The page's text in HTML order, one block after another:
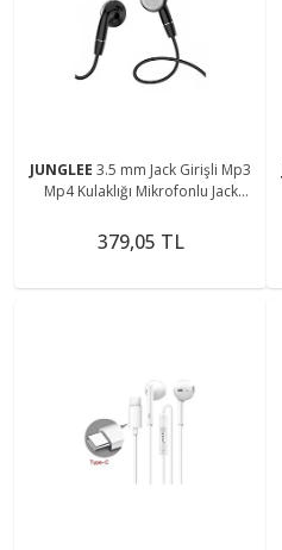
JUNGLEE 3.5 mm Jack Girişli Mp3
Mp4 Kulaklığı Mikrofonlu Jack
379,05 TL